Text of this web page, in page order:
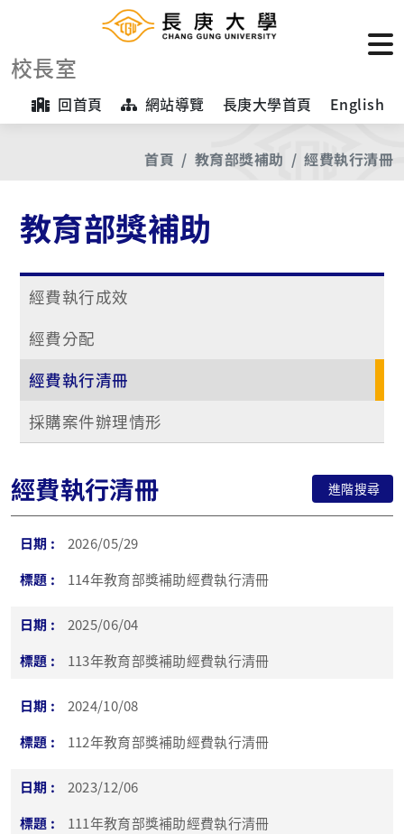
校長室
回首頁 網站導覽 長庚大學首頁 English
首頁 教育部獎補助 經費執行清冊
教育部獎補助
經費執行成效
經費分配
經費執行清冊
採購案件辦理情形
經費執行清冊 進階搜尋
2026/05/29
114年教育部獎補助經費執行清冊
2025/06/04
113年教育部獎補助經費執行清冊
2024/10/08
112年教育部獎補助經費執行清冊
2023/12/06
111年教育部獎補助經費執行清冊